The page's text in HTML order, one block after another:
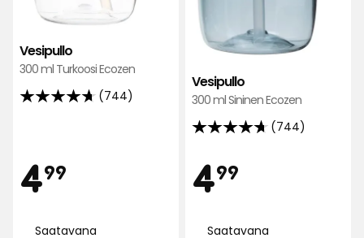
Vesipullo
300 ml Turkoosi Ecozen
(744)
4.7
744
arvostelun
Hinta
499
€
Saatavana
Vesipullo
300 ml Sininen Ecozen
(744)
4.7
5:stä,
744
perusteella
499
€
Saatavana